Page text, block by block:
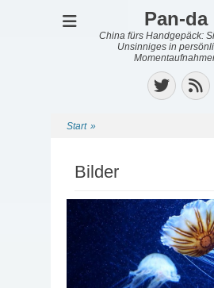
Pan-da
China fürs Handgepäck:
Unsinniges in
Start »
Bilder